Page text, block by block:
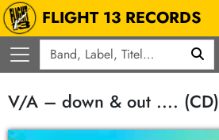
FLIGHT 13 RECORDS
V/A – down & out .... (CD)